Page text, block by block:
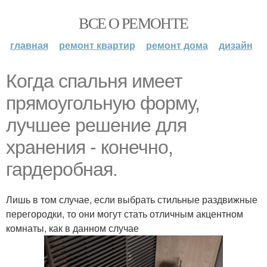
ВСЕ О РЕМОНТЕ
главная ремонт квартир ремонт дома дизайн
Когда спальня имеет
прямоугольную форму,
лучшее решение для
хранения - конечно,
гардеробная.
Лишь в том случае, если выбрать стильные раздвижные
перегородки, то они могут стать отличным акцентном
комнаты, как в данном случае